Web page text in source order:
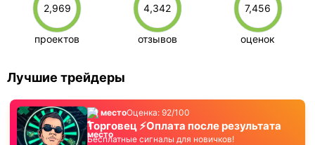
2,969
проектов
4,342
отзывов
7,456
оценок
Лучшие трейдеры
1 местоОценка: 92/100
Торговец ⚡️Оплата после результата
Бесплатные сигналы для новичков!